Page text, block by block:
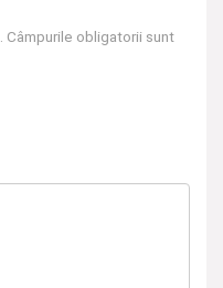
Câmpurile obligatorii sunt